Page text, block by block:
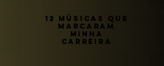
12 músicas que
marcaram
minha
carreira